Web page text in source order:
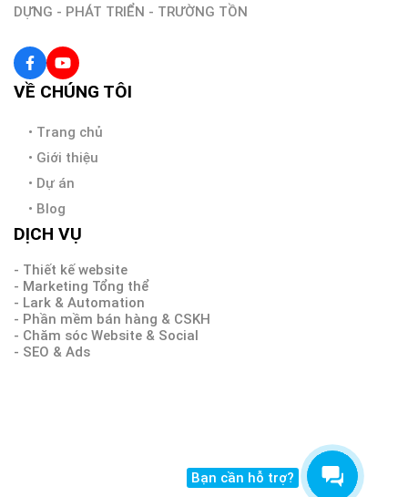
DỰNG - PHÁT TRIỂN - TRƯỜNG TỒN
VỀ CHÚNG TÔI
• Trang chủ
• Giới thiệu
• Dự án
• Blog
DỊCH VỤ
- Thiết kế website
- Marketing Tổng thể
- Lark & Automation
- Phần mềm bán hàng & CSKH
- Chăm sóc Website & Social
- SEO & Ads
Bạn cần hỗ trợ?